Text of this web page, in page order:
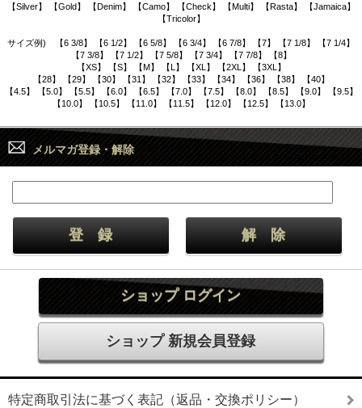
【Silver】 【Gold】 【Denim】 【Camo】 【Check】 【Multi】 【Rasta】 【Jamaica】
【Tricolor】
サイズ例) 【6 3/8】 【6 1/2】 【6 5/8】 【6 3/4】 【6 7/8】 【7】 【7 1/8】 【7 1/4】
【7 3/8】 【7 1/2】 【7 5/8】 【7 3/4】 【7 7/8】 【8】
【XS】 【S】 【M】 【L】 【XL】 【2XL】 【3XL】
【28】 【29】 【30】 【31】 【32】 【33】 【34】 【36】 【38】 【40】
【4.5】 【5.0】 【5.5】 【6.0】 【6.5】 【7.0】 【7.5】 【8.0】 【8.5】 【9.0】 【9.5】
【10.0】 【10.5】 【11.0】 【11.5】 【12.0】 【12.5】 【13.0】
メルマガ登録・解除
ショップ ログイン
ショップ 新規会員登録
特定商取引法に基づく表記（返品・交換ポリシー）